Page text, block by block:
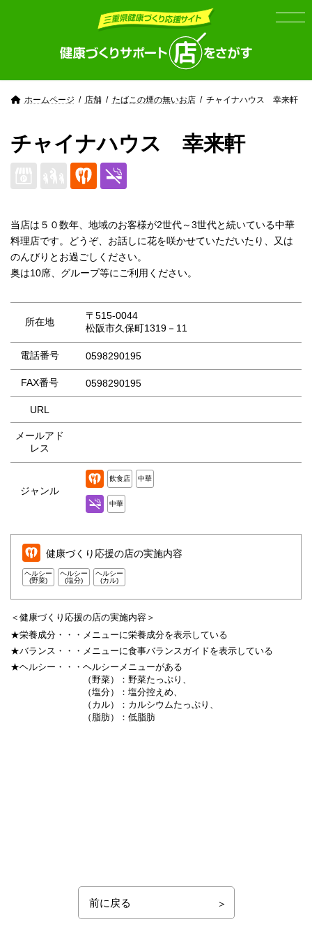
ホームページ 店舗 たばこの煙の無いお店 チャイナハウス 幸来軒
チャイナハウス 幸来軒
当店は５０数年、地域のお客様が2世代～3世代と続いている中華
料理店です。どうぞ、お話しに花を咲かせていただいたり、又は
のんびりとお過ごしください。
奥は10席、グループ等にご利用ください。
所在地
〒515-0044
松阪市久保町1319－11
電話番号 0598290195
FAX番号 0598290195
URL
メールアド
レス
ジャンル
飲食店 中華
中華
健康づくり応援の店の実施内容
ヘルシー
(野菜)
ヘルシー
(塩分)
ヘルシー
(カル)
＜健康づくり応援の店の実施内容＞
★栄養成分・・・ メニューに栄養成分を表示している
★バランス・・・ メニューに食事バランスガイドを表示している
★ヘルシー・・・ ヘルシーメニューがある
（野菜）：野菜たっぷり、
（塩分）：塩分控えめ、
（カル）：カルシウムたっぷり、
（脂肪）：低脂肪
前に戻る